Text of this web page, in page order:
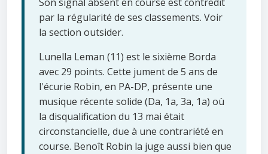
par la régularité de ses classements. Voir
la section outsider.
Lunella Leman (11) est le sixième Borda
avec 29 points. Cette jument de 5 ans de
l'écurie Robin, en PA-DP, présente une
musique récente solide (Da, 1a, 3a, 1a) où
la disqualification du 13 mai était
circonstancielle, due à une contrariété en
course. Benoît Robin la juge aussi bien que